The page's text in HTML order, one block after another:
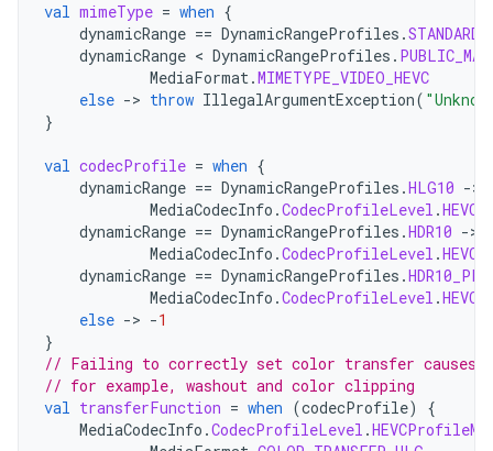
val mimeType = when {
dynamicRange == DynamicRangeProfiles .STANDARD
dynamicRange < DynamicRangeProfiles . PUBLIC_MAX
MediaFormat.MIMETYPE_VIDEO_HEVC
else -> throw IllegalArgumentException(
}
val codecProfile = when {
dynamicRange == DynamicRangeProfiles .HLG10 ->
MediaCodecInfo .CodecProfileLevel .
dynamicRange == DynamicRangeProfiles .HDR10 ->
MediaCodecInfo .CodecProfileLevel .
dynamicRange == DynamicRangeProfiles .
MediaCodecInfo .CodecProfileLevel .
else -> -1
}
// Failing to correctly set color transfer causes
// for example, washout and color clipping
val transferFunction = when (codecProfile)
{
MediaCodecInfo .CodecProfileLevel .